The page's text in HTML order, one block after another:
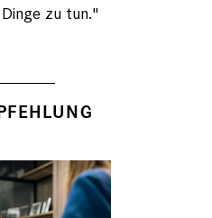
zu tun."